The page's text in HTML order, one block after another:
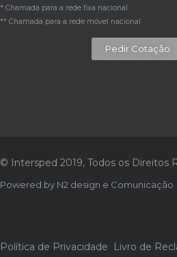
* Chamada para a rede fixa nacional
** Chamada para a rede móvel nacional
Pedir Cotação
© Intersped 2019, Todos os Direitos
Powered by N2 design e Comunicação
Política de Privacidade Livro de